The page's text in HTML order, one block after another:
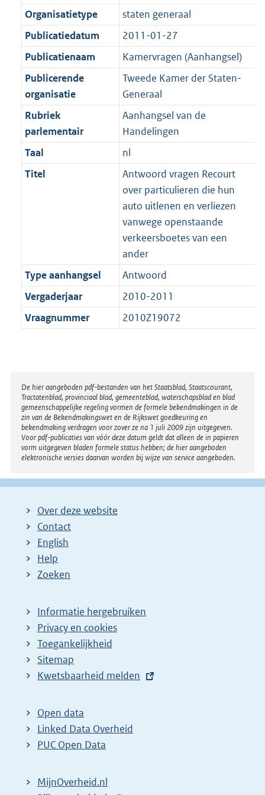
t
a
t
K
b
2
K
b
Organisatietype
staten generaal
Publicatiedatum
2011-01-27
Publicatienaam
Kamervragen (Aanhangsel)
Publicerende
organisatie
Tweede Kamer der Staten-
Generaal
Rubriek
parlementair
Aanhangsel van de
Handelingen
Taal
nl
Titel
Antwoord vragen Recourt
over particulieren die hun
auto uitlenen en verliezen
vanwege openstaande
verkeersboetes van een
ander
Type aanhangsel
Antwoord
Vergaderjaar
2010-2011
Vraagnummer
2010Z19072
Disclaimer
De hier aangeboden pdf-bestanden van het Staatsblad, Staatscourant,
Tractatenblad, provinciaal blad, gemeenteblad, waterschapsblad en blad
gemeenschappelijke regeling vormen de formele bekendmakingen in de
zin van de Bekendmakingswet en de Rijkswet goedkeuring en
bekendmaking verdragen voor zover ze na 1 juli 2009 zijn uitgegeven.
Voor pdf-publicaties van vóór deze datum geldt dat alleen de in papieren
vorm uitgegeven bladen formele status hebben; de hier aangeboden
elektronische versies daarvan worden bij wijze van service aangeboden.
Over deze website
Contact
English
Help
Zoeken
Informatie hergebruiken
Privacy en cookies
Toegankelijkheid
Sitemap
E
t
e
r
l
Kwetsbaarheid melden
Open data
Linked Data Overheid
PUC Open Data
MijnOverheid.nl